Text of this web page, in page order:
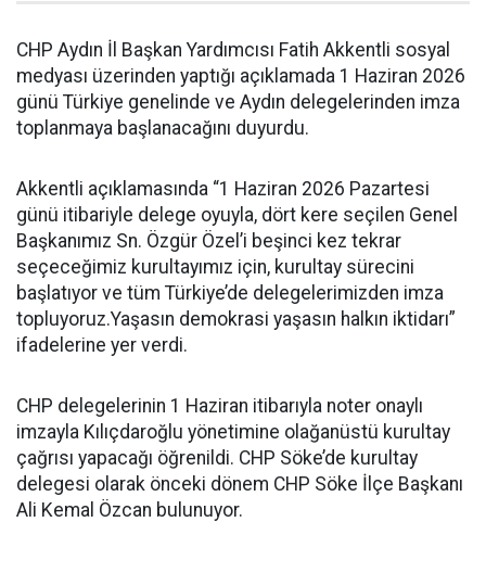
CHP Aydın İl Başkan Yardımcısı Fatih Akkentli sosyal
medyası üzerinden yaptığı açıklamada 1 Haziran 2026
günü Türkiye genelinde ve Aydın delegelerinden imza
toplanmaya başlanacağını duyurdu.
Akkentli açıklamasında “1 Haziran 2026 Pazartesi
günü itibariyle delege oyuyla, dört kere seçilen Genel
Başkanımız Sn. Özgür Özel’i beşinci kez tekrar
seçeceğimiz kurultayımız için, kurultay sürecini
başlatıyor ve tüm Türkiye’de delegelerimizden imza
topluyoruz.Yaşasın demokrasi yaşasın halkın iktidarı”
ifadelerine yer verdi.
CHP delegelerinin 1 Haziran itibarıyla noter onaylı
imzayla Kılıçdaroğlu yönetimine olağanüstü kurultay
çağrısı yapacağı öğrenildi. CHP Söke’de kurultay
delegesi olarak önceki dönem CHP Söke İlçe Başkanı
Ali Kemal Özcan bulunuyor.